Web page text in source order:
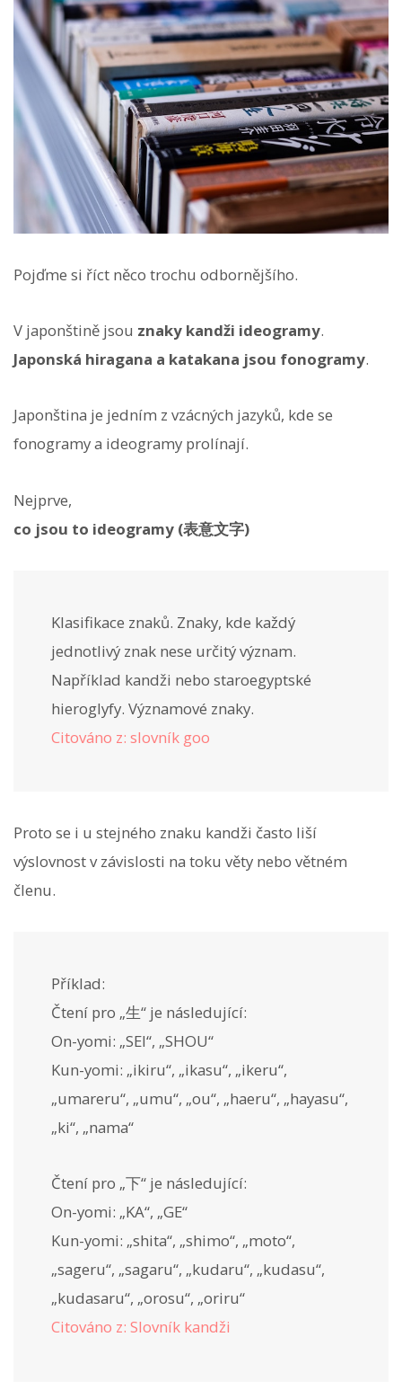
Pojďme si říct něco trochu odbornějšího.
V japonštině jsou znaky kandži ideogramy.
Japonská hiragana a katakana jsou fonogramy.
Japonština je jedním z vzácných jazyků, kde se
fonogramy a ideogramy prolínají.
Nejprve,
co jsou to ideogramy (表意文字)
Klasifikace znaků. Znaky, kde každý
jednotlivý znak nese určitý význam.
Například kandži nebo staroegyptské
hieroglyfy. Významové znaky.
Citováno z: slovník goo
Proto se i u stejného znaku kandži často liší
výslovnost v závislosti na toku věty nebo větném
členu.
Příklad:
Čtení pro „生“ je následující:
On-yomi: „SEI“, „SHOU“
Kun-yomi: „ikiru“, „ikasu“, „ikeru“,
„umareru“, „umu“, „ou“, „haeru“, „hayasu“,
„ki“, „nama“
Čtení pro „下“ je následující:
On-yomi: „KA“, „GE“
Kun-yomi: „shita“, „shimo“, „moto“,
„sageru“, „sagaru“, „kudaru“, „kudasu“,
„kudasaru“, „orosu“, „oriru“
Citováno z: Slovník kandži